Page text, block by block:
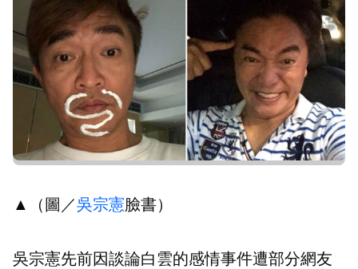
▲（圖／吳宗憲臉書）
吳宗憲先前因談論白雲的感情事件遭部分網友